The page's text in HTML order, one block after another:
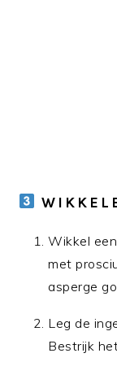
Wikkel
met
asperge
Leg de
Bestrijk